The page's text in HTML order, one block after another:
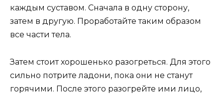
каждым суставом. Сначала в одну сторону,
затем в другую. Проработайте таким образом
все части тела.
Затем стоит хорошенько разогреться. Для этого
сильно потрите ладони, пока они не станут
горячими. После этого разогрейте ими лицо,